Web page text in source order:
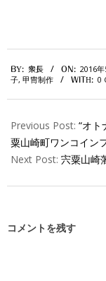
05-
BY: 衆長 ON: 2016
子, 甲冑制作 WITH: 0
Previous Post: “オト
粟山崎町ワンコイン
Next Post: 宍粟山崎
コメントを残す